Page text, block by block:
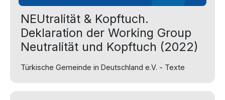
NEUtralität & Kopftuch.
Deklaration der Working Group
Neutralität und Kopftuch (2022)
Türkische Gemeinde in Deutschland e.V. - Texte